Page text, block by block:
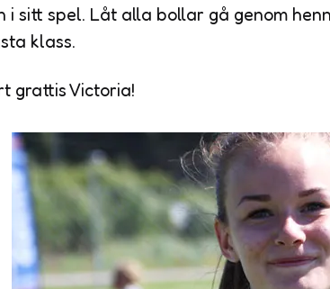
i sitt spel. Låt alla bollar gå genom
klass.
grattis Victoria!